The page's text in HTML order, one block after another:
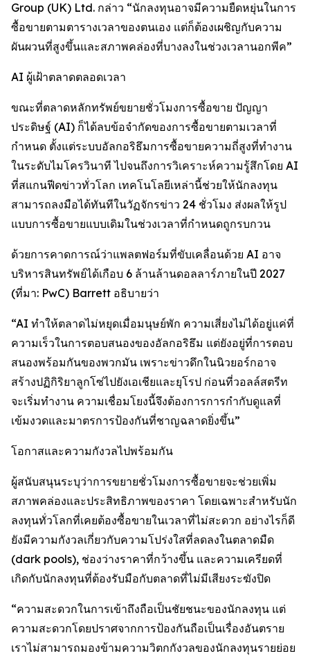
Group (UK) Ltd. กล่าว “นักลงทุนอาจมีความยืดหยุ่นในการ
ซื้อขายตามตารางเวลาของตนเอง แต่ก็ต้องเผชิญกับความ
ผันผวนที่สูงขึ้นและสภาพคล่องที่บางลงในช่วงเวลานอกพีค”
AI ผู้เฝ้าตลาดตลอดเวลา
ขณะที่ตลาดหลักทรัพย์ขยายชั่วโมงการซื้อขาย ปัญญา
ประดิษฐ์ (AI) ก็ได้ลบข้อจำกัดของการซื้อขายตามเวลาที่
กำหนด ตั้งแต่ระบบอัลกอริธึมการซื้อขายความถี่สูงที่ทำงาน
ในระดับไมโครวินาที ไปจนถึงการวิเคราะห์ความรู้สึกโดย AI
ที่สแกนฟีดข่าวทั่วโลก เทคโนโลยีเหล่านี้ช่วยให้นักลงทุน
สามารถลงมือได้ทันทีในวัฏจักรข่าว 24 ชั่วโมง ส่งผลให้รูป
แบบการซื้อขายแบบเดิมในช่วงเวลาที่กำหนดถูกรบกวน
ด้วยการคาดการณ์ว่าแพลตฟอร์มที่ขับเคลื่อนด้วย AI อาจ
บริหารสินทรัพย์ได้เกือบ 6 ล้านล้านดอลลาร์ภายในปี 2027
(ที่มา: PwC) Barrett อธิบายว่า
“AI ทำให้ตลาดไม่หยุดเมื่อมนุษย์พัก ความเสี่ยงไม่ได้อยู่แค่ที่
ความเร็วในการตอบสนองของอัลกอริธึม แต่ยังอยู่ที่การตอบ
สนองพร้อมกันของพวกมัน เพราะข่าวดึกในนิวยอร์กอาจ
สร้างปฏิกิริยาลูกโซ่ไปยังเอเชียและยุโรป ก่อนที่วอลล์สตรีท
จะเริ่มทำงาน ความเชื่อมโยงนี้จึงต้องการการกำกับดูแลที่
เข้มงวดและมาตรการป้องกันที่ชาญฉลาดยิ่งขึ้น”
โอกาสและความกังวลไปพร้อมกัน
ผู้สนับสนุนระบุว่าการขยายชั่วโมงการซื้อขายจะช่วยเพิ่ม
สภาพคล่องและประสิทธิภาพของราคา โดยเฉพาะสำหรับนัก
ลงทุนทั่วโลกที่เคยต้องซื้อขายในเวลาที่ไม่สะดวก อย่างไรก็ดี
ยังมีความกังวลเกี่ยวกับความโปร่งใสที่ลดลงในตลาดมืด
(dark pools), ช่องว่างราคาที่กว้างขึ้น และความเครียดที่
เกิดกับนักลงทุนที่ต้องรับมือกับตลาดที่ไม่มีเสียงระฆังปิด
“ความสะดวกในการเข้าถึงถือเป็นชัยชนะของนักลงทุน แต่
ความสะดวกโดยปราศจากการป้องกันถือเป็นเรื่องอันตราย
เราไม่สามารถมองข้ามความวิตกกังวลของนักลงทุนรายย่อย